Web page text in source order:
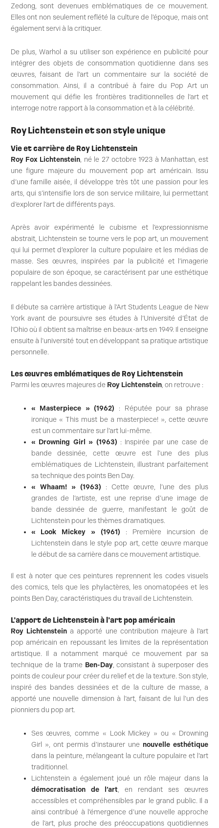
Zedong, sont devenues emblématiques de ce mouvement.
Elles ont non seulement reflété la culture de l’époque, mais ont
également servi à la critiquer.
De plus, Warhol a su utiliser son expérience en publicité pour
intégrer des objets de consommation quotidienne dans ses
œuvres, faisant de l’art un commentaire sur la société de
consommation. Ainsi, il a contribué à faire du Pop Art un
mouvement qui défie les frontières traditionnelles de l’art et
interroge notre rapport à la consommation et à la célébrité.
Roy Lichtenstein et son style unique
Vie et carrière de Roy Lichtenstein
Roy Fox Lichtenstein, né le 27 octobre 1923 à Manhattan, est
une figure majeure du mouvement pop art américain. Issu
d’une famille aisée, il développe très tôt une passion pour les
arts, qui s’intensifie lors de son service militaire, lui permettant
d’explorer l’art de différents pays.
Après avoir expérimenté le cubisme et l’expressionnisme
abstrait, Lichtenstein se tourne vers le pop art, un mouvement
qui lui permet d’explorer la culture populaire et les médias de
masse. Ses œuvres, inspirées par la publicité et l’imagerie
populaire de son époque, se caractérisent par une esthétique
rappelant les bandes dessinées.
Il débute sa carrière artistique à l’Art Students League de New
York avant de poursuivre ses études à l’Université d’État de
l’Ohio où il obtient sa maîtrise en beaux-arts en 1949. Il enseigne
ensuite à l’université tout en développant sa pratique artistique
personnelle.
Les œuvres emblématiques de Roy Lichtenstein
Parmi les œuvres majeures de Roy Lichtenstein, on retrouve :
« Masterpiece » (1962) : Réputée pour sa phrase
ironique « This must be a masterpiece! », cette œuvre
est un commentaire sur l’art lui-même.
« Drowning Girl » (1963) : Inspirée par une case de
bande dessinée, cette œuvre est l’une des plus
emblématiques de Lichtenstein, illustrant parfaitement
sa technique des points Ben Day.
« Whaam! » (1963) : Cette œuvre, l’une des plus
grandes de l’artiste, est une reprise d’une image de
bande dessinée de guerre, manifestant le goût de
Lichtenstein pour les thèmes dramatiques.
« Look Mickey » (1961) : Première incursion de
Lichtenstein dans le style pop art, cette œuvre marque
le début de sa carrière dans ce mouvement artistique.
Il est à noter que ces peintures reprennent les codes visuels
des comics, tels que les phylactères, les onomatopées et les
points Ben Day, caractéristiques du travail de Lichtenstein.
L’apport de Lichtenstein à l’art pop américain
Roy Lichtensteina apporté une contribution majeure à l’art
pop américain en repoussant les limites de la représentation
artistique. Il a notamment marqué ce mouvement par sa
technique de la trame Ben-Day, consistant à superposer des
points de couleur pour créer du relief et de la texture. Son style,
inspiré des bandes dessinées et de la culture de masse, a
apporté une nouvelle dimension à l’art, faisant de lui l’un des
pionniers du pop art.
Ses œuvres, comme « Look Mickey » ou « Drowning
Girl », ont permis d’instaurer une nouvelle esthétique
dans la peinture, mélangeant la culture populaire et l’art
traditionnel.
Lichtenstein a également joué un rôle majeur dans la
démocratisation de l’art, en rendant ses œuvres
accessibles et compréhensibles par le grand public. Il a
ainsi contribué à l’émergence d’une nouvelle approche
de l’art, plus proche des préoccupations quotidiennes